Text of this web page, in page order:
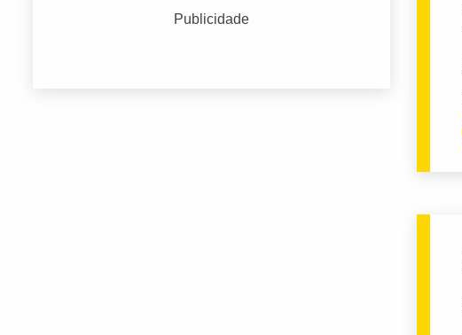
Publicidade